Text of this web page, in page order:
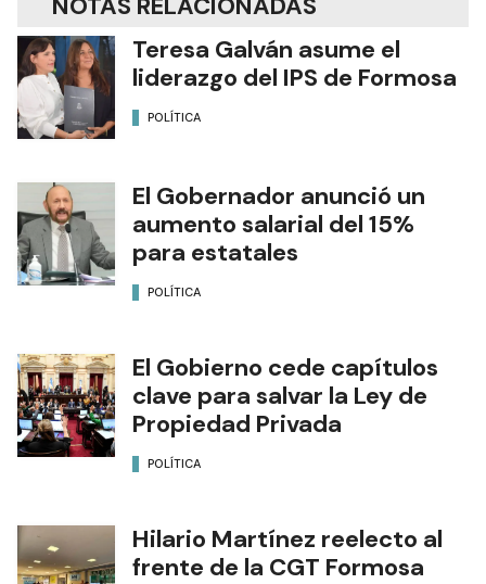
Teresa Galván asume el
liderazgo del IPS de Formosa
POLÍTICA
El Gobernador anunció un
aumento salarial del 15%
para estatales
POLÍTICA
El Gobierno cede capítulos
clave para salvar la Ley de
Propiedad Privada
POLÍTICA
Hilario Martínez reelecto al
frente de la CGT Formosa